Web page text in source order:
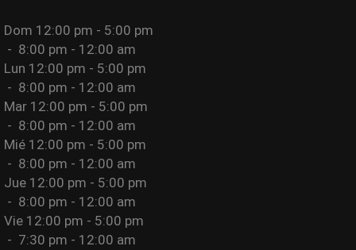
Dom 12:00 pm - 5:00 pm
- 8:00 pm - 12:00 am
Lun 12:00 pm - 5:00 pm
- 8:00 pm - 12:00 am
Mar 12:00 pm - 5:00 pm
- 8:00 pm - 12:00 am
Mié 12:00 pm - 5:00 pm
- 8:00 pm - 12:00 am
Jue 12:00 pm - 5:00 pm
- 8:00 pm - 12:00 am
Vie 12:00 pm - 5:00 pm
- 7:30 pm - 12:00 am